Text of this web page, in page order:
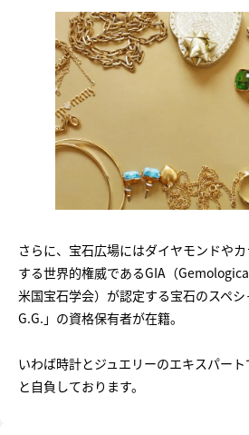
さらに、宝石広場にはダイヤモンドや
する世界的権威であるGIA（
米国宝石学会）が認定する宝石のスペ
G.G.」の資格保有者が在籍。
いわば時計とジュエリーのエキスパー
と自負しております。